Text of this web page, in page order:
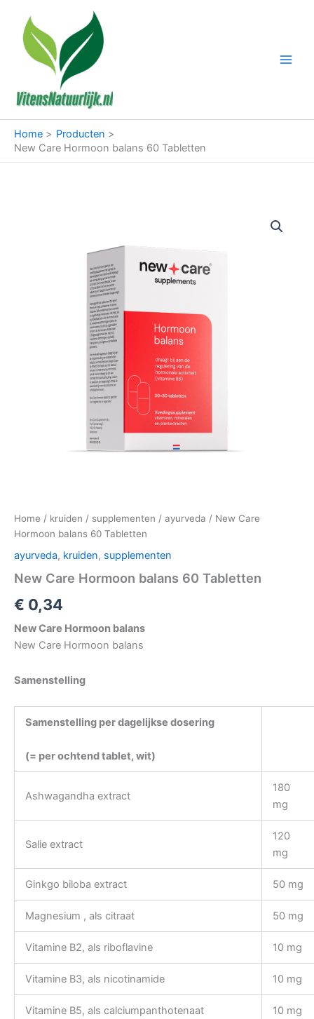
inhoud
Home
Producten
New Care Hormoon balans 60 Tabletten
Home / kruiden / supplementen / ayurveda / New Care
Hormoon balans 60 Tabletten
ayurveda, kruiden, supplementen
New Care Hormoon balans 60 Tabletten
€ 0,34
New Care Hormoon balans
New Care Hormoon balans
Samenstelling
Samenstelling per dagelijkse dosering
(= per ochtend tablet, wit)
Ashwagandha extract
180
mg
Salie extract
120
mg
Ginkgo biloba extract 50 mg
Magnesium , als citraat 50 mg
Vitamine B2, als riboflavine 10 mg
Vitamine B3, als nicotinamide 10 mg
Vitamine B5, als calciumpanthotenaat 10 mg